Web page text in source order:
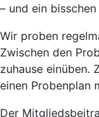
– und ein
Wir proben
Zwischen den
zuhause einüben.
einen Probenplan
Der